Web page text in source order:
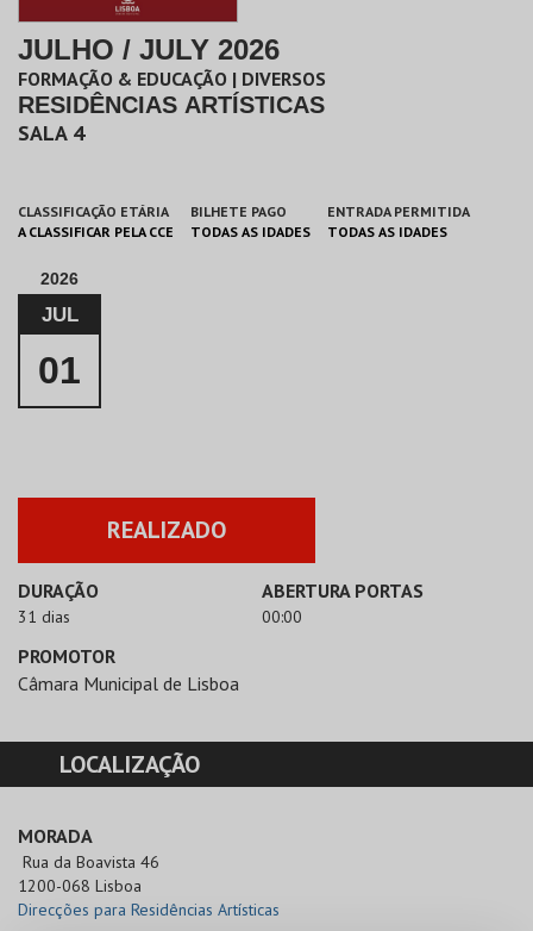
JULHO / JULY 2026
FORMAÇÃO & EDUCAÇÃO | DIVERSOS
RESIDÊNCIAS ARTÍSTICAS
SALA 4
CLASSIFICAÇÃO ETÁRIA
A CLASSIFICAR PELA CCE
BILHETE PAGO
TODAS AS IDADES
ENTRADA PERMITIDA
TODAS AS IDADES
2026
JUL
01
REALIZADO
DURAÇÃO
31 dias
ABERTURA PORTAS
00:00
PROMOTOR
Câmara Municipal de Lisboa
LOCALIZAÇÃO
MORADA
Rua da Boavista 46
1200-068 Lisboa
Direcções para Residências Artísticas